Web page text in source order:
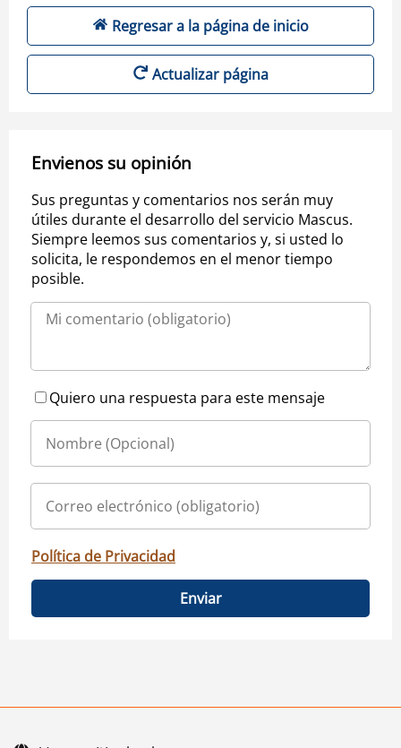
Regresar a la página de inicio
Actualizar página
Envienos su opinión
Sus preguntas y comentarios nos serán muy
útiles durante el desarrollo del servicio Mascus.
Siempre leemos sus comentarios y, si usted lo
solicita, le respondemos en el menor tiempo
posible.
Quiero una respuesta para este mensaje
Política de Privacidad
Enviar